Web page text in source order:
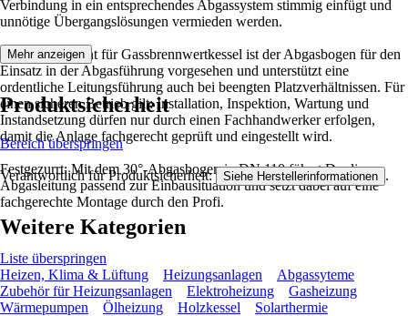
Verbindung in ein entsprechendes Abgassystem stimmig einfügt und
unnötige Übergangslösungen vermieden werden.
Als Rohrelement für Gassbrennwertkessel ist der Abgasbogen für den
Einsatz in der Abgasführung vorgesehen und unterstützt eine
ordentliche Leitungsführung auch bei beengten Platzverhältnissen. Für
einen sicheren Betrieb gilt: Installation, Inspektion, Wartung und
Instandsetzung dürfen nur durch einen Fachhandwerker erfolgen,
damit die Anlage fachgerecht geprüft und eingestellt wird.
Festgezurrt: Mit dem 30°-Abgasbogen in DN 110 führst Du die
Abgasleitung passend zur Einbausituation und setzt dabei auf eine
fachgerechte Montage durch den Profi.
Mehr anzeigen
Produktsicherheit
Bereich überspringen
Verantwortlich für Produktsicherheit: Siehe Herstellerinformationen .
Weitere Kategorien
Liste überspringen
Heizen, Klima & Lüftung
Heizungsanlagen
Abgassyteme
Zubehör für Heizungsanlagen
Elektroheizung
Gasheizung
Wärmepumpen
Ölheizung Holzkessel Solarthermie